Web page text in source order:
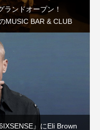
ランドオープン！
MUSIC BAR & CLUB
』にEli Brown